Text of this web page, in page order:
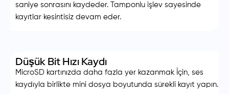
saniye sonrasını kaydeder. Tamponlu işlev sayesinde
kayıtlar kesintisiz devam eder.
Düşük Bit Hızı Kaydı
MicroSD kartınızda daha fazla yer kazanmak İçin, ses
kaydıyla birlikte mini dosya boyutunda sürekli kayıt yapın.